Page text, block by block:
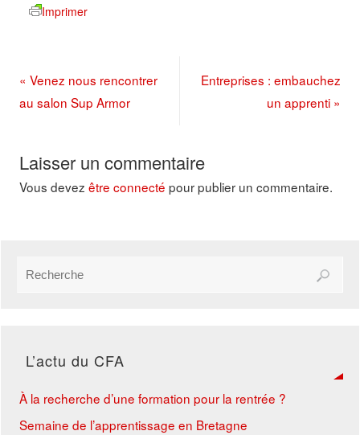
5 avril 2023
25 janvier 2023
8 mars 2023
8 février 2023
Cuisine :
Imprimer
« Venez nous rencontrer
au salon Sup Armor
Entreprises : embauchez
un apprenti »
Laisser un commentaire
Vous devez être connecté pour publier un commentaire.
L’actu du CFA
À la recherche d’une formation pour la rentrée ?
Semaine de l’apprentissage en Bretagne